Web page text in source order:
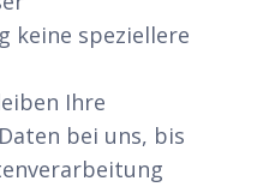
keine speziellere
Ihre
bei uns, bis